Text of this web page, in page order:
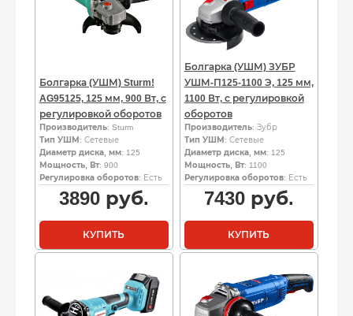
Болгарка (УШМ) Sturm!
AG95125, 125 мм, 900 Вт, с
регулировкой оборотов
Производитель: Sturm
Тип УШМ : Сетевые
Диаметр диска, мм: 125
Мощность, Вт: 900
Регулировка оборотов: Есть
3890руб.
КУПИТЬ
Болгарка (УШМ) ЗУБР
УШМ-П125-1100 Э, 125 мм,
1100 Вт, с регулировкой
оборотов
Производитель: Зубр
Тип УШМ : Сетевые
Диаметр диска, мм: 125
Мощность, Вт: 1100
Регулировка оборотов: Есть
7430руб.
КУПИТЬ